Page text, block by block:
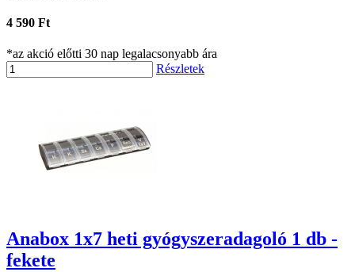
4 590 Ft
*az akció előtti 30 nap legalacsonyabb ára
Részletek
Anabox 1x7 heti gyógyszeradagoló 1 db -
fekete